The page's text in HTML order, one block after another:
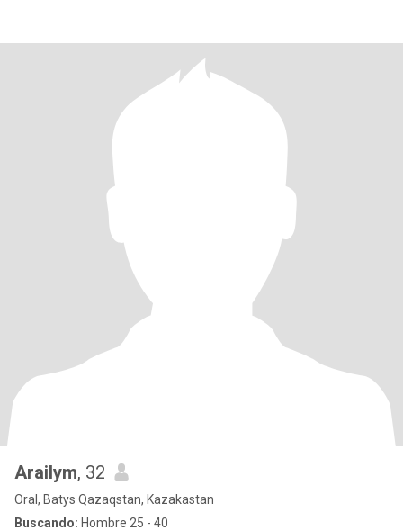
Arailym, 32
Oral, Batys Qazaqstan, Kazakastan
Buscando: Hombre 25 - 40